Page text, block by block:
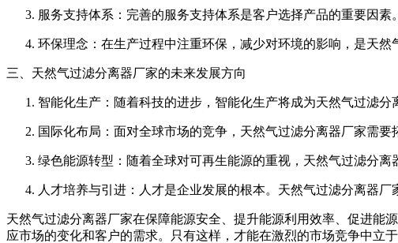
服务支持体系：完善的服务支持体系是客户选择产品的重要因
环保理念：在生产过程中注重环保，减少对环境的影响，是天
三、天然气过滤分离器厂家的未来发展方向
智能化生产：随着科技的进步，智能化生产将成为天然气过滤
国际化布局：面对全球市场的竞争，天然气过滤分离器厂家需
绿色能源转型：随着全球对可再生能源的重视，天然气过滤分
人才培养与引进：人才是企业发展的根本。天然气过滤分离器
天然气过滤分离器厂家在保障能源安全、提升能源利用效率、促进能
应市场的变化和客户的需求。只有这样，才能在激烈的市场竞争中立